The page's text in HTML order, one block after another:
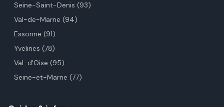
Seine-Saint-Denis (93)
Val-de-Marne (94)
Essonne (91)
Yvelines (78)
Val-d'Oise (95)
Seine-et-Marne (77)